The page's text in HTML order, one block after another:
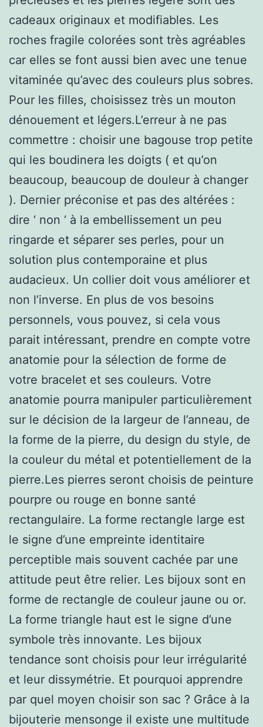
cadeaux originaux et modifiables. Les
roches fragile colorées sont très agréables
car elles se font aussi bien avec une tenue
vitaminée qu’avec des couleurs plus sobres.
Pour les filles, choisissez très un mouton
dénouement et légers.L’erreur à ne pas
commettre : choisir une bagouse trop petite
qui les boudinera les doigts ( et qu’on
beaucoup, beaucoup de douleur à changer
). Dernier préconise et pas des altérées :
dire ‘ non ‘ à la embellissement un peu
ringarde et séparer ses perles, pour un
solution plus contemporaine et plus
audacieux. Un collier doit vous améliorer et
non l’inverse. En plus de vos besoins
personnels, vous pouvez, si cela vous
parait intéressant, prendre en compte votre
anatomie pour la sélection de forme de
votre bracelet et ses couleurs. Votre
anatomie pourra manipuler particulièrement
sur le décision de la largeur de l’anneau, de
la forme de la pierre, du design du style, de
la couleur du métal et potentiellement de la
pierre.Les pierres seront choisis de peinture
pourpre ou rouge en bonne santé
rectangulaire. La forme rectangle large est
le signe d’une empreinte identitaire
perceptible mais souvent cachée par une
attitude peut être relier. Les bijoux sont en
forme de rectangle de couleur jaune ou or.
La forme triangle haut est le signe d’une
symbole très innovante. Les bijoux
tendance sont choisis pour leur irrégularité
et leur dissymétrie. Et pourquoi apprendre
par quel moyen choisir son sac ? Grâce à la
bijouterie mensonge il existe une multitude